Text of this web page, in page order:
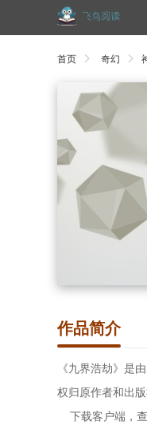
首页 奇幻
作品简介
《九界浩劫》是
权归原作者和出
下载客户端，查